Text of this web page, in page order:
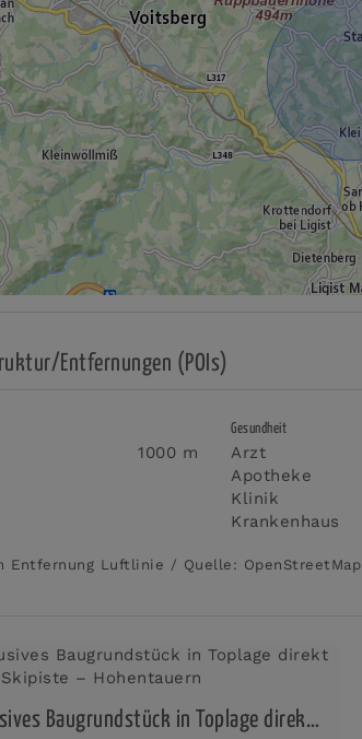
Entfernungen (POIs)
1000 m
Gesundheit
Arzt
Apotheke
Klinik
Krankenhaus
Entfernung Luftlinie / Quelle: OpenStreetMap
Exklusives Baugrundstück in Toplage direkt an der Skipiste – Hohentauern